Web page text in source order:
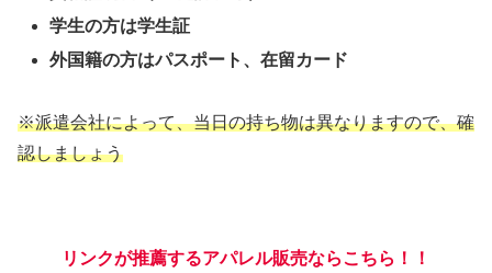
学生の方は学生証
外国籍の方はパスポート、在留カード
※派遣会社によって、当日の持ち物は異なりますので、確
認しましょう
リンクが推薦するアパレル販売ならこちら！！